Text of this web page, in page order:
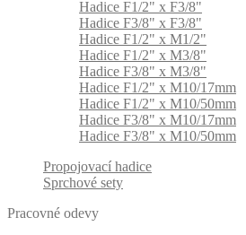
Hadice F1/2" x F3/8"
Hadice F3/8" x F3/8"
Hadice F1/2" x M1/2"
Hadice F1/2" x M3/8"
Hadice F3/8" x M3/8"
Hadice F1/2" x M10/17mm
Hadice F1/2" x M10/50mm
Hadice F3/8" x M10/17mm
Hadice F3/8" x M10/50mm
Propojovací hadice
Sprchové sety
Pracovné odevy